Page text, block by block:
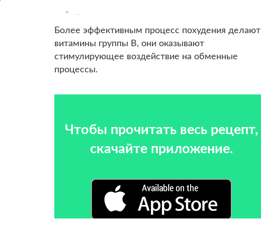
...
Более эффективным процесс похудения делают
витамины группы В, они оказывают
стимулирующее воздействие на обменные
процессы.
Чтобы прочитать весь рецепт,
скачайте приложение.